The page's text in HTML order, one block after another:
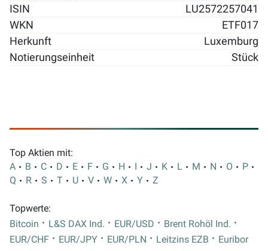
ISIN
LU2572257041
WKN
ETF017
Herkunft
Luxemburg
Notierungseinheit
Stück
Top Aktien mit:
A
B C D E F G H I J K L M N O
P
Q
R S T U V W X Y Z
Topwerte:
Bitcoin
L&S DAX Ind. EUR/USD
Brent Rohöl Ind.
EUR/CHF
EUR/JPY EUR/PLN Leitzins EZB
Euribor